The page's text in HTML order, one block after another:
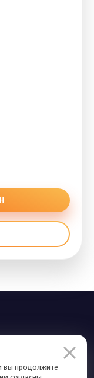
вы продолжите